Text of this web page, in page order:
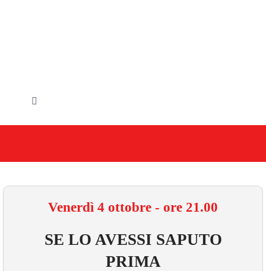
Toggle
IL COMUNE
AREE TEMATICHE
Venerdì 4 ottobre - ore 21.00
SE LO AVESSI SAPUTO
PRIMA